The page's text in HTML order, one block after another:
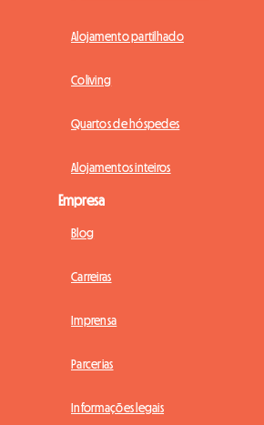
Alojamento partilhado
Coliving
Quartos de hóspedes
Alojamentos inteiros
Empresa
Blog
Carreiras
Imprensa
Parcerias
Informações legais